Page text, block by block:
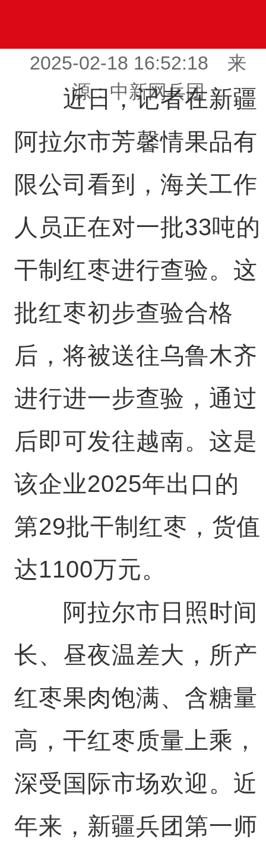
2025-02-18 16:52:18 来
源：中新网兵团
近日，记者在新疆
阿拉尔市芳馨情果品有
限公司看到，海关工作
人员正在对一批33吨的
干制红枣进行查验。这
批红枣初步查验合格
后，将被送往乌鲁木齐
进行进一步查验，通过
后即可发往越南。这是
该企业2025年出口的
第29批干制红枣，货值
达1100万元。
阿拉尔市日照时间
长、昼夜温差大，所产
红枣果肉饱满、含糖量
高，干红枣质量上乘，
深受国际市场欢迎。近
年来，新疆兵团第一师